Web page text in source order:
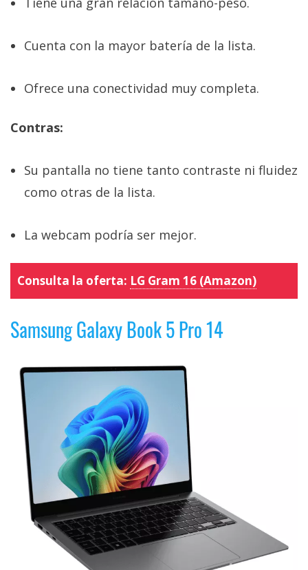
Cuenta con la mayor batería de la lista.
Ofrece una conectividad muy completa.
Contras:
Su pantalla no tiene tanto contraste ni fluidez
como otras de la lista.
La webcam podría ser mejor.
Consulta la oferta: LG Gram 16 (Amazon)
Samsung Galaxy Book 5 Pro 14